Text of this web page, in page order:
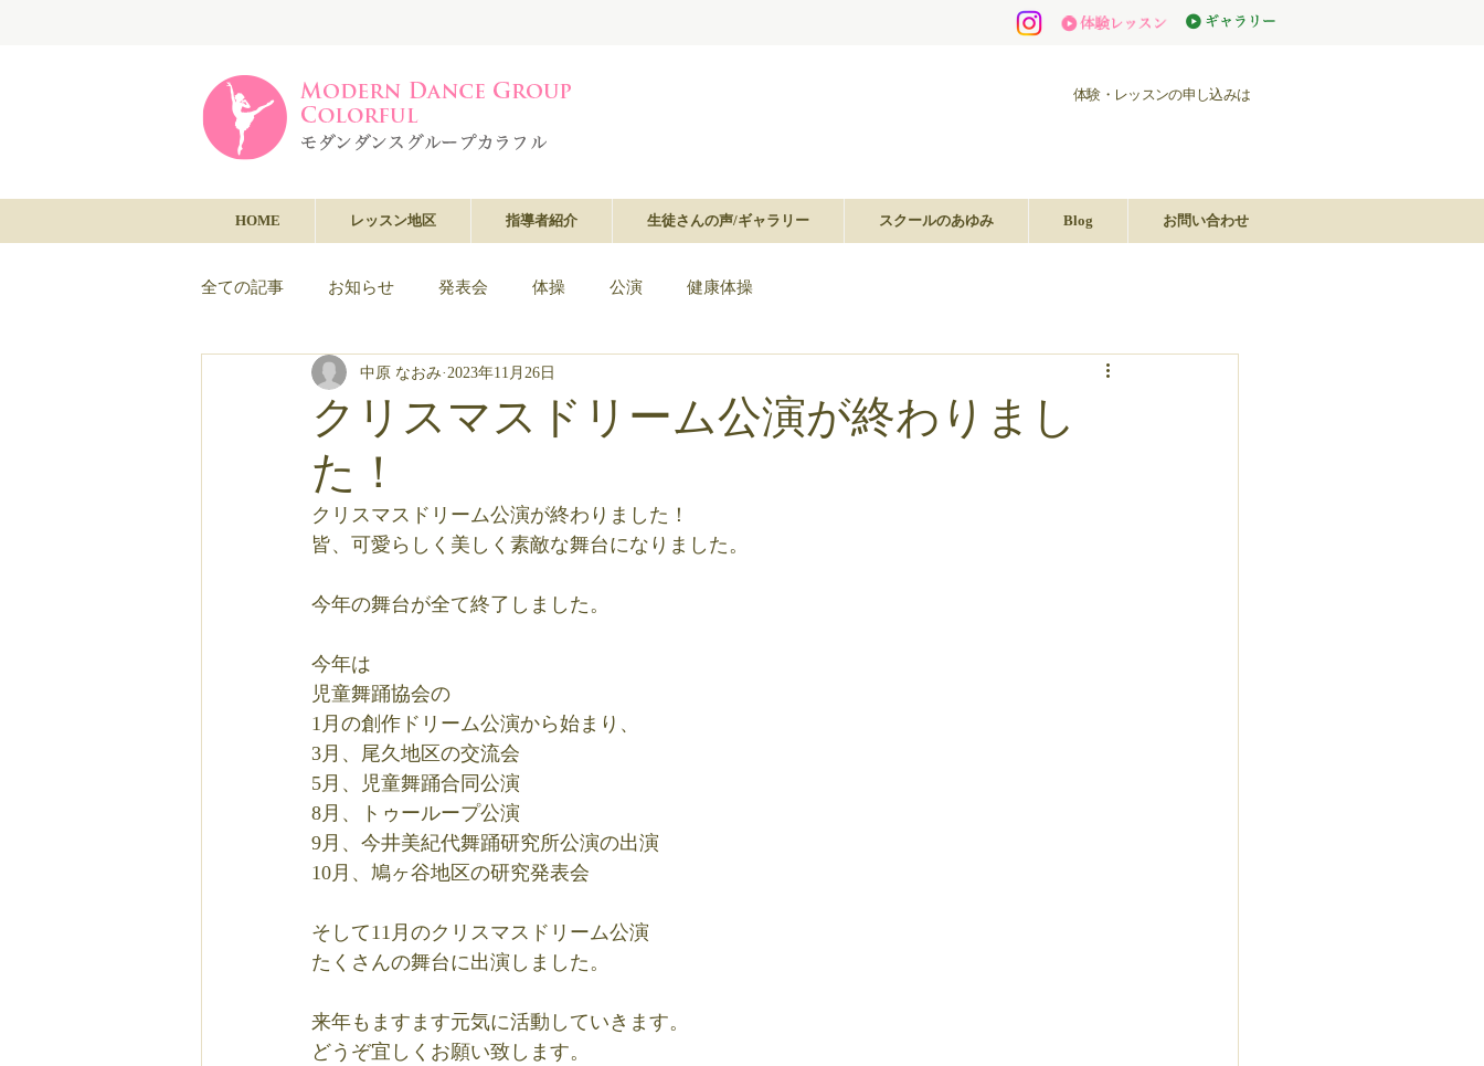
体験・レッスンの申し込みは
HOME レッスン地区 指導者紹介 生徒さんの声/ギャラリー スクールのあゆみ Blog お問い合わせ
全ての記事 お知らせ 発表会 体操 公演 健康体操
クリスマスドリーム公演が終わりまし
た！
中原 なおみ 2023年11月26日
クリスマスドリーム公演が終わりました！
皆、可愛らしく美しく素敵な舞台になりました。
今年の舞台が全て終了しました。
今年は
児童舞踊協会の
1月の創作ドリーム公演から始まり、
3月、尾久地区の交流会
5月、児童舞踊合同公演
8月、トゥーループ公演
9月、今井美紀代舞踊研究所公演の出演
10月、鳩ヶ谷地区の研究発表会
そして11月のクリスマスドリーム公演
たくさんの舞台に出演しました。
来年もますます元気に活動していきます。
どうぞ宜しくお願い致します。